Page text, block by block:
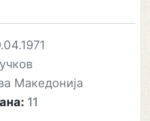
Македонија
11